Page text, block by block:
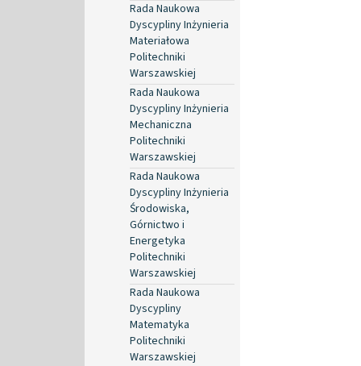
Rada Naukowa
Dyscypliny Inżynieria
Materiałowa
Politechniki
Warszawskiej
Rada Naukowa
Dyscypliny Inżynieria
Mechaniczna
Politechniki
Warszawskiej
Rada Naukowa
Dyscypliny Inżynieria
Środowiska,
Górnictwo i
Energetyka
Politechniki
Warszawskiej
Rada Naukowa
Dyscypliny
Matematyka
Politechniki
Warszawskiej